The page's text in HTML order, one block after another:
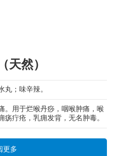
天然）
丸；味辛辣。
。用于烂喉丹痧，咽喉肿痛，喉
疔疮，乳痈发背，无名肿毒。
更多